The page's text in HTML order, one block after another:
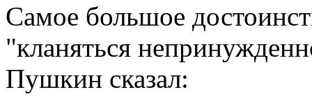
Самое большое
"кланяться
Пушкин сказал: